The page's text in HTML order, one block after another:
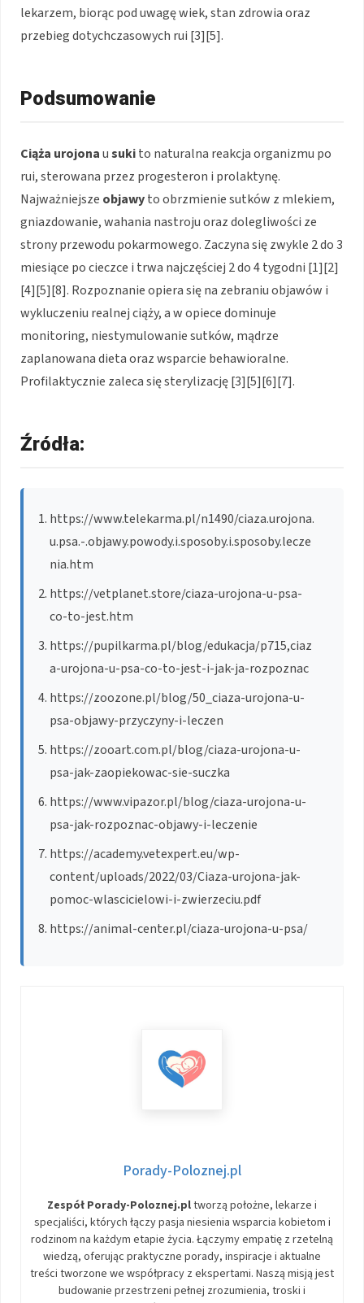
lekarzem, biorąc pod uwagę wiek, stan zdrowia oraz
przebieg dotychczasowych rui [3][5].
Podsumowanie
Ciąża urojonausukito naturalna reakcja organizmu po
rui, sterowana przez progesteron i prolaktynę.
Najważniejsze objawyto obrzmienie sutków z mlekiem,
gniazdowanie, wahania nastroju oraz dolegliwości ze
strony przewodu pokarmowego. Zaczyna się zwykle 2 do 3
miesiące po cieczce i trwa najczęściej 2 do 4 tygodni [1][2]
[4][5][8]. Rozpoznanie opiera się na zebraniu objawów i
wykluczeniu realnej ciąży, a w opiece dominuje
monitoring, niestymulowanie sutków, mądrze
zaplanowana dieta oraz wsparcie behawioralne.
Profilaktycznie zaleca się sterylizację [3][5][6][7].
Źródła:
https://www.telekarma.pl/n1490/ciaza.urojona.
u.psa.-.objawy.powody.i.sposoby.i.sposoby.lecze
nia.htm
https://vetplanet.store/ciaza-urojona-u-psa-
co-to-jest.htm
https://pupilkarma.pl/blog/edukacja/p715,ciaz
a-urojona-u-psa-co-to-jest-i-jak-ja-rozpoznac
https://zoozone.pl/blog/50_ciaza-urojona-u-
psa-objawy-przyczyny-i-leczen
https://zooart.com.pl/blog/ciaza-urojona-u-
psa-jak-zaopiekowac-sie-suczka
https://www.vipazor.pl/blog/ciaza-urojona-u-
psa-jak-rozpoznac-objawy-i-leczenie
https://academy.vetexpert.eu/wp-
content/uploads/2022/03/Ciaza-urojona-jak-
pomoc-wlascicielowi-i-zwierzeciu.pdf
https://animal-center.pl/ciaza-urojona-u-psa/
Porady-Poloznej.pl
Zespół Porady-Poloznej.pltworzą położne, lekarze i
specjaliści, których łączy pasja niesienia wsparcia kobietom i
rodzinom na każdym etapie życia. Łączymy empatię z rzetelną
wiedzą, oferując praktyczne porady, inspiracje i aktualne
treści tworzone we współpracy z ekspertami. Naszą misją jest
budowanie przestrzeni pełnej zrozumienia, troski i